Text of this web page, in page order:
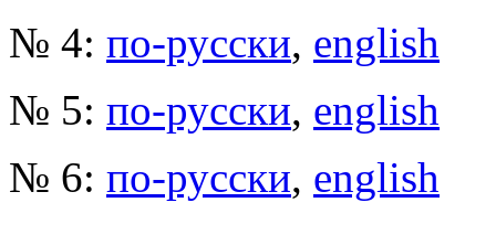
№ 4: по-русски, english
№ 5: по-русски, english
№ 6: по-русски, english